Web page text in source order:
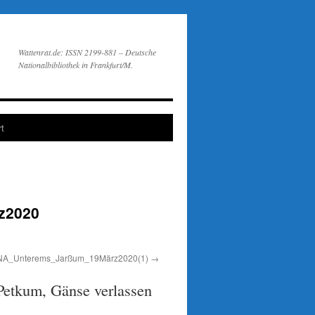
Wattenrat.de: ISSN 2199-881 – Deutsche
Nationalbibliothek in Frankfurt/M.
Gänse verlassen